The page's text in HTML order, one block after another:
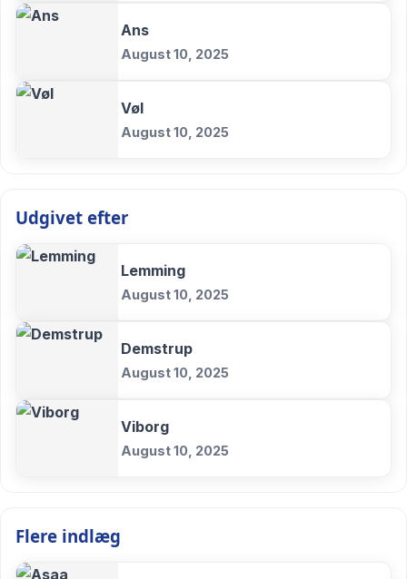
Ans
August 10, 2025
Vøl
August 10, 2025
Udgivet efter
Lemming
August 10, 2025
Demstrup
August 10, 2025
Viborg
August 10, 2025
Flere indlæg